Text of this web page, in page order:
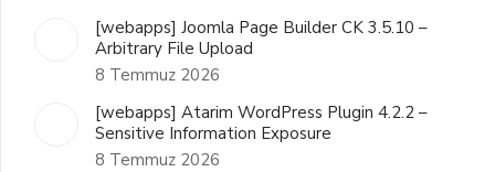
[webapps] Joomla Page Builder CK 3.5.10 –
Arbitrary File Upload
8 Temmuz 2026
[webapps] Atarim WordPress Plugin 4.2.2 –
Sensitive Information Exposure
8 Temmuz 2026